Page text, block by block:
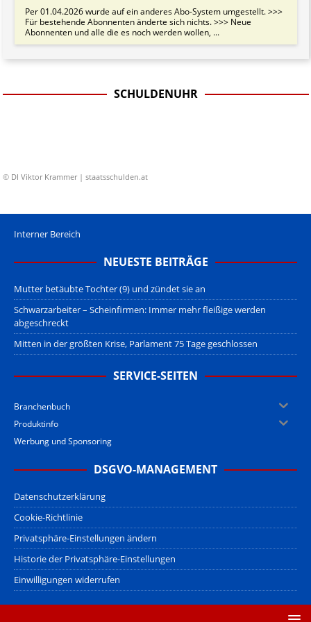
Per 01.04.2026 wurde auf ein anderes Abo-System umgestellt. >>>
Für bestehende Abonnenten änderte sich nichts. >>> Neue
Abonnenten und alle die es noch werden wollen, ...
SCHULDENUHR
© DI Viktor Krammer | staatsschulden.at
Interner Bereich
NEUESTE BEITRÄGE
Mutter betäubte Tochter (9) und zündet sie an
Schwarzarbeiter – Scheinfirmen: Immer mehr fleißige werden
abgeschreckt
Mitten in der größten Krise, Parlament 75 Tage geschlossen
SERVICE-SEITEN
Branchenbuch
Produktinfo
Werbung und Sponsoring
DSGVO-MANAGEMENT
Datenschutzerklärung
Cookie-Richtlinie
Privatsphäre-Einstellungen ändern
Historie der Privatsphäre-Einstellungen
Einwilligungen widerrufen